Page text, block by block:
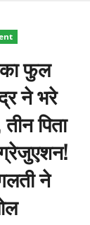
का फुल
ने भरे
पिता
ने